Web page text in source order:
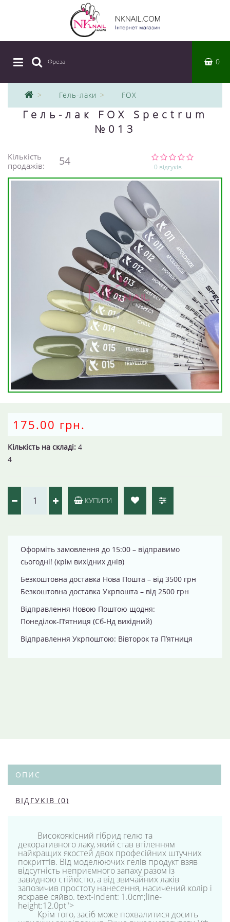
Фреза 0
Гель-лаки FOX
Гель-лак FOX Spectrum
№013
Кількість
продажів:
54 0 відгуків
175.00 грн.
Кількість на складі: 4
4
КУПИТИ
Оформіть замовлення до 15:00 – відправимо
сьогодні! (крім вихідних днів)
Безкоштовна доставка Нова Пошта – від 3500 грн
Безкоштовна доставка Укрпошта – від 2500 грн
Відправлення Новою Поштою щодня:
Понеділок-П’ятниця (Сб-Нд вихідний)
Відправлення Укрпоштою: Вівторок та П’ятниця
ОПИС
ВІДГУКІВ (0)
Високоякісний гібрид гелю та
декоративного лаку, який став втіленням
найкращих якостей двох професійних штучних
покриттів. Від моделюючих гелів продукт взяв
відсутність неприємного запаху разом із
завидною стійкістю, а від звичайних лаків
запозичив простоту нанесення, насичений колір і
яскраве сяйво. text-indent: 1.0cm;line-
height:12.0pt">
Крім того, засіб може похвалитися досить